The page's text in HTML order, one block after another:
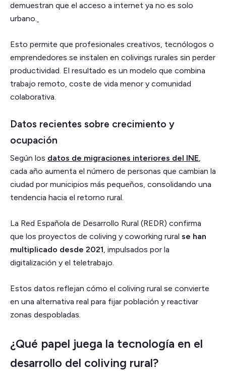
demuestran que el acceso a internet ya no es solo
urbano.
Esto permite que profesionales creativos, tecnólogos o
emprendedores se instalen en colivings rurales sin perder
productividad. El resultado es un modelo que combina
trabajo remoto, coste de vida menor y comunidad
colaborativa.
Datos recientes sobre crecimiento y
ocupación
Según los datos de migraciones interiores del INE,
cada año aumenta el número de personas que cambian la
ciudad por municipios más pequeños, consolidando una
tendencia hacia el retorno rural.
La Red Española de Desarrollo Rural (REDR) confirma
que los proyectos de coliving y coworking rural se han
multiplicado desde 2021, impulsados por la
digitalización y el teletrabajo.
Estos datos reflejan cómo el coliving rural se convierte
en una alternativa real para fijar población y reactivar
zonas despobladas.
¿Qué papel juega la tecnología en el
desarrollo del coliving rural?